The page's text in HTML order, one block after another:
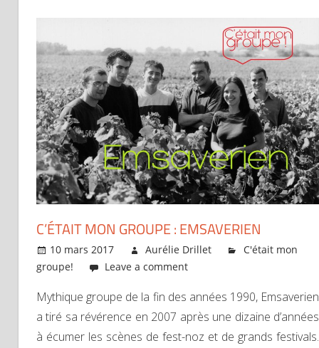
C’ÉTAIT MON GROUPE : EMSAVERIEN
10 mars 2017 Aurélie Drillet
C'était mon
groupe!
Leave a comment
Mythique groupe de la fin des années 1990, Emsaverien
a tiré sa révérence en 2007 après une dizaine d’années
à écumer les scènes de fest-noz et de grands festivals.